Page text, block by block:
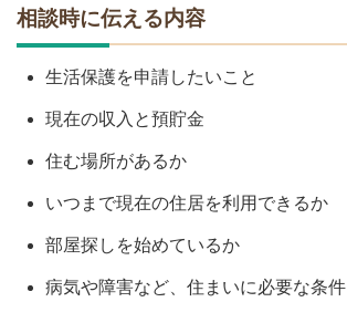
相談時に伝える内容
生活保護を申請したいこと
現在の収入と預貯金
住む場所があるか
いつまで現在の住居を利用できるか
部屋探しを始めているか
病気や障害など、住まいに必要な条件